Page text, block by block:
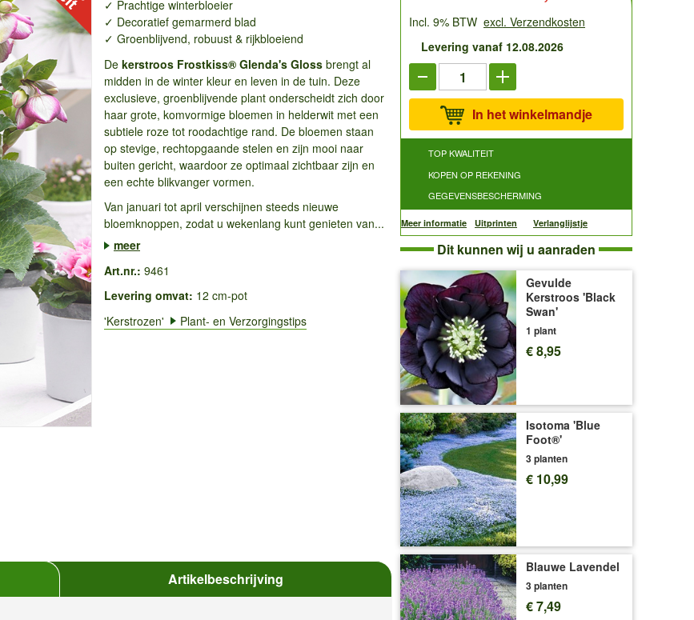
✓ Prachtige winterbloeier
✓ Decoratief gemarmerd blad
✓ Groenblijvend, robuust & rijkbloeiend
De kerstroos Frostkiss® Glenda's Glossbrengt al
midden in de winter kleur en leven in de tuin. Deze
exclusieve, groenblijvende plant onderscheidt zich door
haar grote, komvormige bloemen in helderwit met een
subtiele roze tot roodachtige rand. De bloemen staan
op stevige, rechtopgaande stelen en zijn mooi naar
buiten gericht, waardoor ze optimaal zichtbaar zijn en
een echte blikvanger vormen.
Van januari tot april verschijnen steeds nieuwe
bloemknoppen, zodat u wekenlang kunt genieten van...
meer
Art.nr.: 9461
Levering omvat: 12 cm-pot
'Kerstrozen'
Plant- en Verzorgingstips
Artikelbeschrijving
Incl. 9% BTW excl. Verzendkosten
Levering vanaf 12.08.2026
In het winkelmandje
TOP KWALITEIT
KOPEN OP REKENING
GEGEVENSBESCHERMING
Meer informatie Uitprinten Verlanglijstje
Dit kunnen wij u aanraden
Gevulde
Kerstroos 'Black
Swan'
1 plant
€ 8,95
Isotoma 'Blue
Foot®'
3 planten
€ 10,99
Blauwe Lavendel
3 planten
€ 7,49